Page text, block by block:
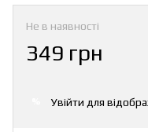
Не в наявності
349 грн
Увійти для